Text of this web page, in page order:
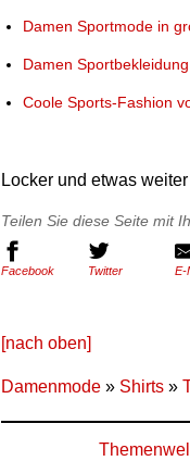
Damen Sportmode in
Damen
Coole Sports-Fashion
Locker und etwas
Teilen Sie diese Seite mit
Facebook Twitter E-
[nach oben]
Damenmode » Shirts »